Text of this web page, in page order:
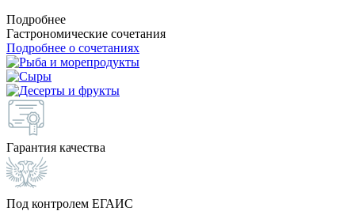
Подробнее
Гастрономические сочетания
Подробнее о сочетаниях
Гарантия качества
Под контролем ЕГАИС